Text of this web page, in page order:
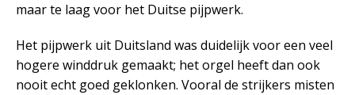
maar te laag voor het Duitse pijpwerk.
Het pijpwerk uit Duitsland was duidelijk voor een veel
hogere winddruk gemaakt; het orgel heeft dan ook
nooit echt goed geklonken. Vooral de strijkers misten